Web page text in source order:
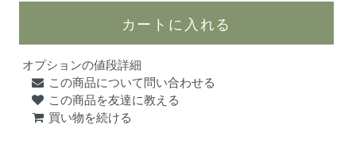
オプションの値段詳細
この商品について問い合わせる
この商品を友達に教える
買い物を続ける